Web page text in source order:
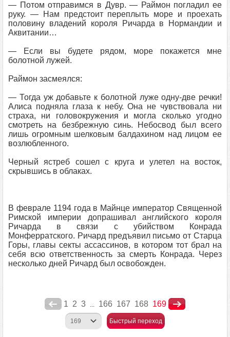
— Потом отправимся в Дувр. — Раймон погладил ее
руку. — Нам предстоит переплыть море и проехать
половину владений короля Ричарда в Нормандии и
Аквитании…
— Если вы будете рядом, море покажется мне
болотной лужей.
Раймон засмеялся:
— Тогда уж добавьте к болотной луже одну-две речки!
Алиса подняла глаза к небу. Она не чувствовала ни
страха, ни головокружения и могла сколько угодно
смотреть на безбрежную синь. Небосвод был всего
лишь огромным шелковым балдахином над лицом ее
возлюбленного.
Черный ястреб сошел с круга и улетел на восток,
скрывшись в облаках.
В феврале 1194 года в Майнце император Священной
Римской империи допрашивал английского короля
Ричарда в связи с убийством Конрада
Монферратского. Ричард предъявил письмо от Старца
Горы, главы секты ассассинов, в котором тот брал на
себя всю ответственность за смерть Конрада. Через
несколько дней Ричард был освобожден.
1 2 3 ... 166 167 168 169
Быстрый переход